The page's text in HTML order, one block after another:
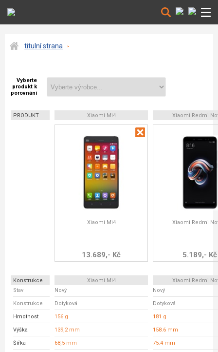
titulní strana
Vyberte
produkt k
porovnání
PRODUKT Xiaomi Mi4 Xiaomi Redmi
Xiaomi Mi4
13.689,- Kč
Xiaomi Redmi
5.189,- Kč
Konstrukce Xiaomi Mi4
Xiaomi Redmi
Stav
Nový Nový
Konstrukce Dotyková Dotyková
Hmotnost 156 g 181 g
Výška 139,2 mm 158.6 mm
Šířka 68,5 mm 75.4 mm